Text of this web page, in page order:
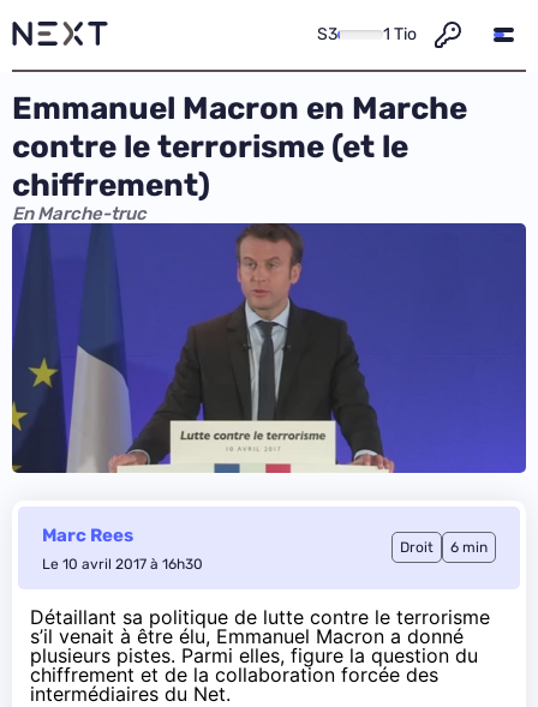
S3 1 Tio
Emmanuel Macron en Marche
contre le terrorisme (et le
chiffrement)
En Marche-truc
Marc Rees
Le 10 avril 2017 à 16h30
Droit 6 min
Détaillant sa politique de lutte contre le terrorisme
s’il venait à être élu, Emmanuel Macron a donné
plusieurs pistes. Parmi elles, figure la question du
chiffrement et de la collaboration forcée des
intermédiaires du Net.